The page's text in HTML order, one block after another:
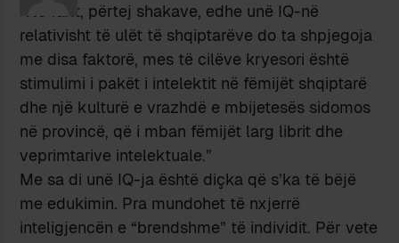
“Në fakt, përtej shakave, edhe unë IQ-në
relativisht të ulët të shqiptarëve do ta shpjegoja
me disa faktorë, mes të cilëve kryesori është
stimulimi i pakët i intelektit në fëmijët shqiptarë
dhe një kulturë e vrazhdë e mbijetesës sidomos
në provincë, që i mban fëmijët larg librit dhe
veprimtarive intelektuale.”
Me sa di unë IQ-ja është diçka që s’ka të bëjë
me edukimin. Pra mundohet të nxjerrë
inteligjencën e “brendshme” të individit. Për vete